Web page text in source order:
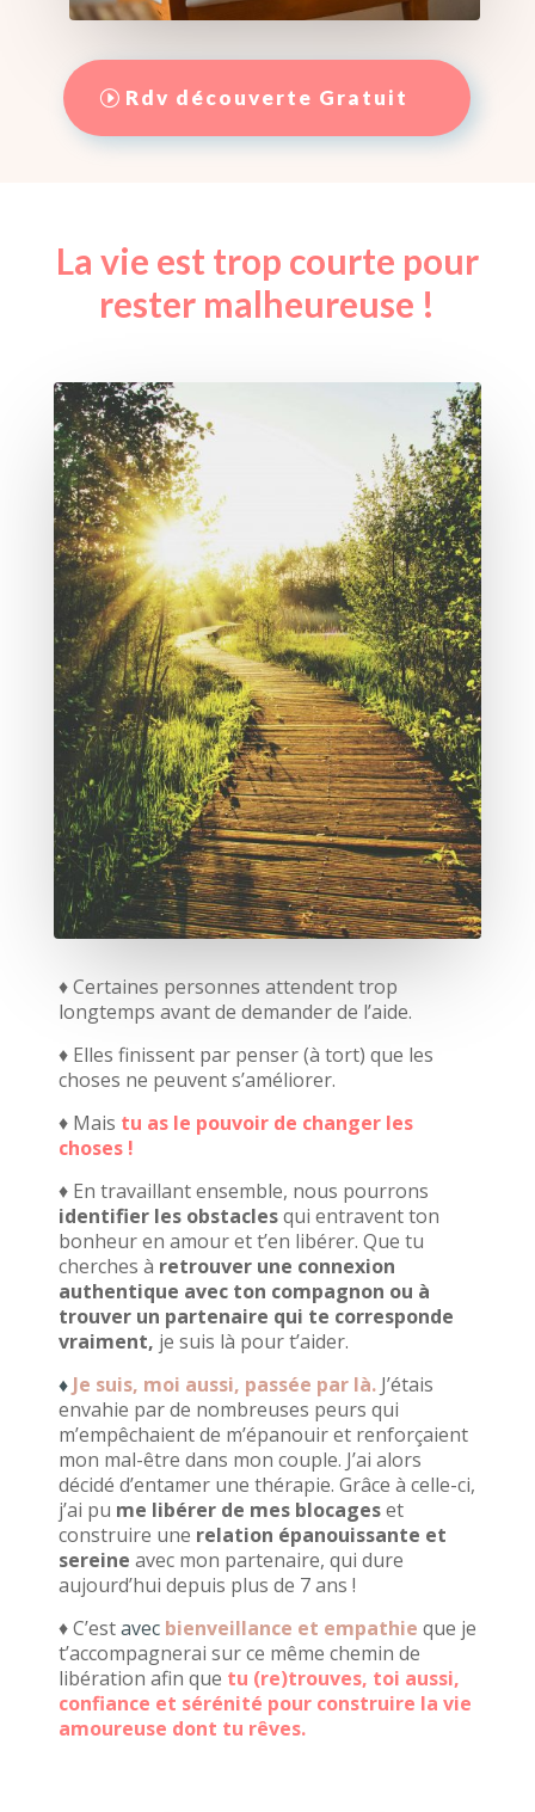
Rdv découverte Gratuit
La vie est trop courte pour
rester malheureuse !
♦ Certaines personnes attendent trop
longtemps avant de demander de l’aide.
♦ Elles finissent par penser (à tort) que les
choses ne peuvent s’améliorer.
♦ Mais tu as le pouvoir de changer les
choses !
♦ En travaillant ensemble, nous pourrons
identifier les obstaclesqui entravent ton
bonheur en amour et t’en libérer. Que tu
cherches à retrouver une connexion
authentique avec ton compagnon ou à
trouver un partenaire qui te corresponde
vraiment, je suis là pour t’aider.
♦ Je suis, moi aussi, passée par là.J’étais
envahie par de nombreuses peurs qui
m’empêchaient de m’épanouir et renforçaient
mon mal-être dans mon couple. J’ai alors
décidé d’entamer une thérapie. Grâce à celle-ci,
j’ai pu me libérer de mes blocageset
construire une relation épanouissante et
sereine avec mon partenaire, qui dure
aujourd’hui depuis plus de 7 ans !
♦ C’estavec bienveillance et empathie que je
t’accompagnerai sur ce même chemin de
libération afin que tu (re)trouves, toi aussi,
confiance et sérénité pour construire la vie
amoureuse dont tu rêves.